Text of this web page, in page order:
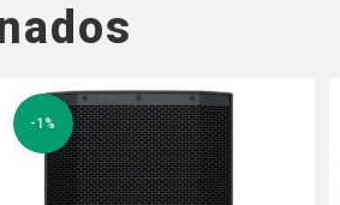
-1%